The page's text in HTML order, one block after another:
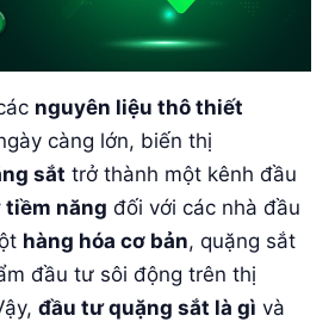
nguyên liệu thô thiết
càng lớn, biến thị
sắt trở thành một kênh đầu
tiềm năng đối với các nhà đầu
hàng hóa cơ bản, quặng sắt
đầu tư sôi động trên thị
đầu tư quặng sắt là gì và